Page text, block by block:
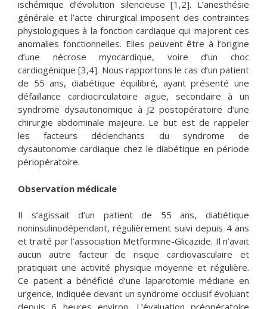
ischémique d’évolution silencieuse [1,2]. L’anesthésie
générale et l’acte chirurgical imposent des contraintes
physiologiques à la fonction cardiaque qui majorent ces
anomalies fonctionnelles. Elles peuvent être à l’origine
d’une nécrose myocardique, voire d’un choc
cardiogénique [3,4]. Nous rapportons le cas d’un patient
de 55 ans, diabétique équilibré, ayant présenté une
défaillance cardiocirculatoire aiguë, secondaire à un
syndrome dysautonomique à J2 postopératoire d’une
chirurgie abdominale majeure. Le but est de rappeler
les facteurs déclenchants du syndrome de
dysautonomie cardiaque chez le diabétique en période
périopératoire.
Observation médicale
Il s’agissait d’un patient de 55 ans, diabétique
noninsulinodépendant, régulièrement suivi depuis 4 ans
et traité par l’association Metformine-Glicazide. Il n’avait
aucun autre facteur de risque cardiovasculaire et
pratiquait une activité physique moyenne et régulière.
Ce patient a bénéficié d’une laparotomie médiane en
urgence, indiquée devant un syndrome occlusif évoluant
depuis 6 heures environ. L’évaluation préopératoire